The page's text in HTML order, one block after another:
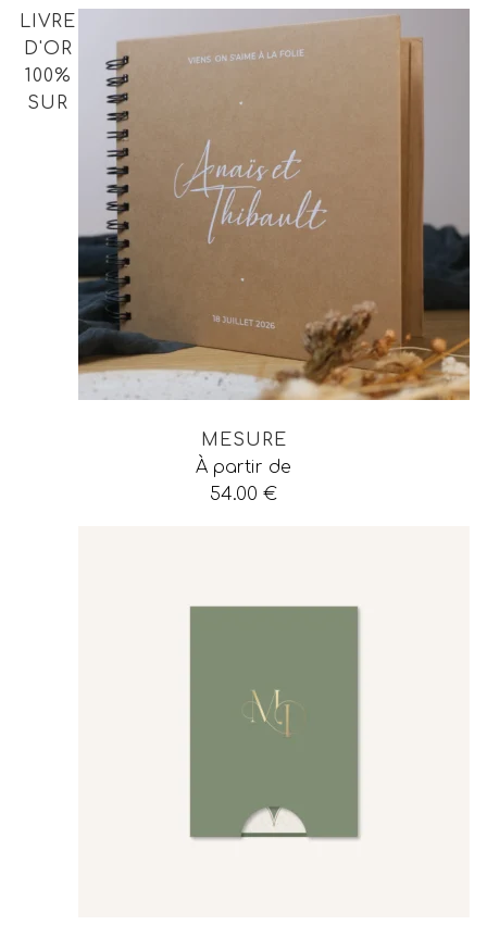
LIVRE
D'OR
100%
SUR
MESURE
À partir de
54.00 €